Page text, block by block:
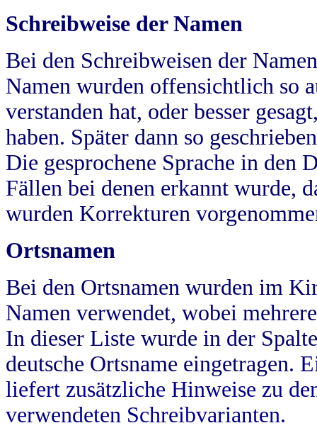
Schreibweise der Namen
Bei den Schreibweisen der
Namen wurden offensichtlich so
verstanden hat, oder besser
haben. Später dann so
Die gesprochene Sprache in
Fällen bei denen erkannt wurde,
wurden Korrekturen
Ortsnamen
Bei den Ortsnamen wurden im
Namen verwendet, wobei
In dieser Liste wurde in der
deutsche Ortsname eingetragen.
liefert zusätzliche Hinweise zu
verwendeten Schreibvarianten.